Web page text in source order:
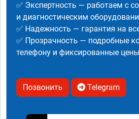
✅ Экспертность — работаем с
и диагностическим
✅ Надежность — гарантия на
✅ Прозрачность — подробные
телефону и фиксированные
Позвонить Telegram